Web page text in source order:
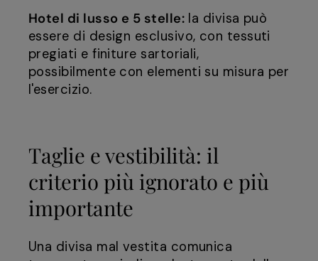
Hotel di lusso e 5 stelle:la divisa può
essere di design esclusivo, con tessuti
pregiati e finiture sartoriali,
possibilmente con elementi su misura per
l'esercizio.
Taglie e vestibilità: il
criterio più ignorato e più
importante
Una divisa mal vestita comunica